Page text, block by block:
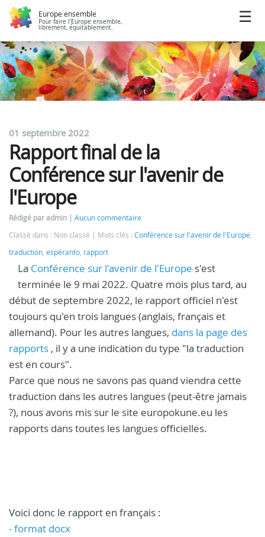
Europe ensemble
Pour faire l'Europe ensemble,
librement, équitablement.
01 septembre 2022
Rapport final de la
Conférence sur l'avenir de
l'Europe
Rédigé par admin
Aucun commentaire
Classé dans : Non classé
Mots clés : Conférence sur l'avenir de l'Europe,
traduction, espéranto, rapport
La Conférence sur l'avenir de l'Europe s'est
terminée le 9 mai 2022. Quatre mois plus tard, au
début de septembre 2022, le rapport officiel n'est
toujours qu'en trois langues (anglais, français et
allemand). Pour les autres langues, dans la page des
rapports , il y a une indication du type "la traduction
est en cours".
Parce que nous ne savons pas quand viendra cette
traduction dans les autres langues (peut-être jamais
?), nous avons mis sur le site europokune.eu les
rapports dans toutes les langues officielles.
Voici donc le rapport en français :
- format docx